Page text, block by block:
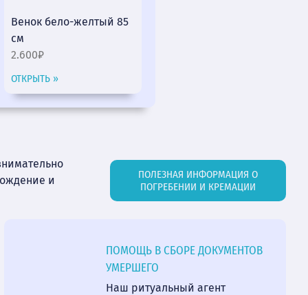
Венок бело-желтый 85
см
2.600₽
ОТКРЫТЬ »
и
ПОЛЕЗНАЯ ИНФОРМАЦИЯ О
ПОГРЕБЕНИИ И КРЕМАЦИИ
ПОМОЩЬ В СБОРЕ ДОКУМЕНТОВ
УМЕРШЕГО
Наш ритуальный агент